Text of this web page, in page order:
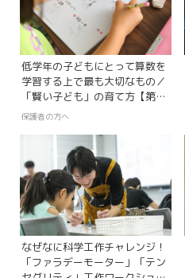
低学年の子どもにとって算数を
学習する上で最も大切なもの／
「賢い子ども」の育て方【第9
回】
保護者の方へ
なぜなに科学工作チャレンジ！
「ファラデーモーター」「テン